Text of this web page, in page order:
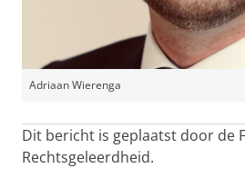
Adriaan Wierenga
Dit bericht is geplaatst door de
Rechtsgeleerdheid.